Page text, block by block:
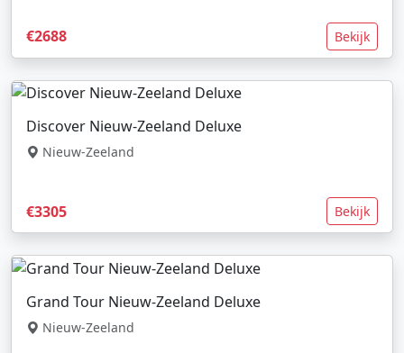
€2688 Bekijk
Discover Nieuw-Zeeland Deluxe
Nieuw-Zeeland
€3305 Bekijk
Grand Tour Nieuw-Zeeland Deluxe
Nieuw-Zeeland